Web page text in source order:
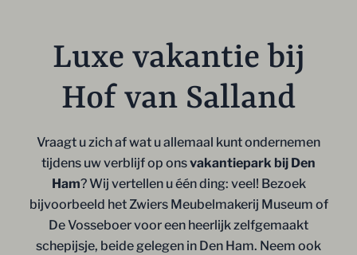
Luxe vakantie bij
Hof van Salland
Vraagt u zich af wat u allemaal kunt ondernemen
tijdens uw verblijf op onsvakantiepark bij Den
Ham? Wij vertellen u één ding: veel! Bezoek
bijvoorbeeld het Zwiers Meubelmakerij Museum of
De Vosseboer voor een heerlijk zelfgemaakt
schepijsje, beide gelegen in Den Ham. Neem ook